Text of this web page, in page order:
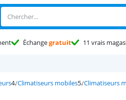
Échangegratuit 11 vrais
Climatiseurs mobiles Climatiseurs